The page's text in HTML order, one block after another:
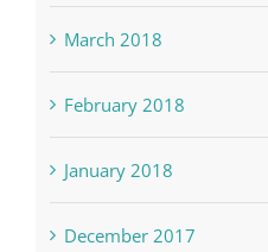
March 2018
February 2018
January 2018
December 2017